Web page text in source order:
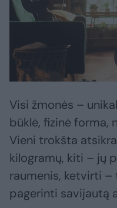
Visi žmonės –
būklė, fizinė forma,
Vieni trokšta
kilogramų, kiti – jų
raumenis, ketvirti
pagerinti savijautą